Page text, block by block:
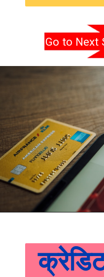
Go to Next